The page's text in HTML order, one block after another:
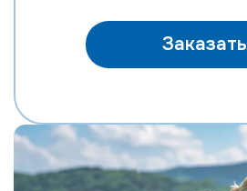
MR SPRING NIGHTHAWK-ET
MR MT NIGHTLIFE 31444-ET
MR SUPERHERO NOLAN-ET
MR WINGS NORTON-ET
Заказать